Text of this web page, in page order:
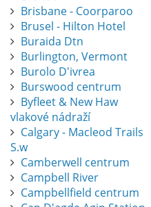
Brisbane - Coorparoo
Brusel - Hilton Hotel
Buraida Dtn
Burlington, Vermont
Burolo D'ivrea
Burswood centrum
Byfleet & New Haw
vlakové nádraží
Calgary - Macleod Trails
S.w
Camberwell centrum
Campbell River
Campbellfield centrum